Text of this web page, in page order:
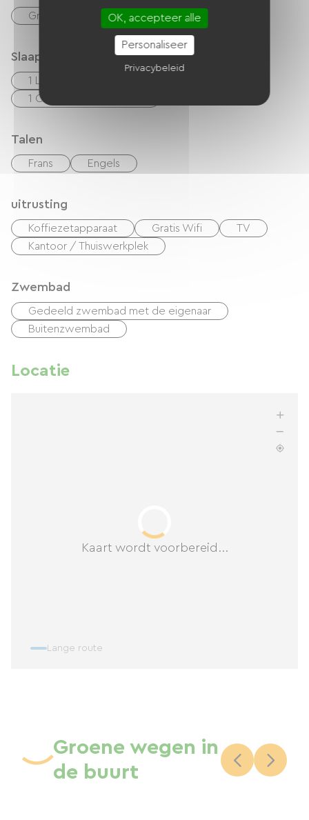
Gratis parkeren in de directe omgeving.
Slaapgelegenheid
1 Lits 160cm
1 Canapés convertibles
Talen
Frans Engels
uitrusting
Koffiezetapparaat Gratis Wifi
TV
Kantoor / Thuiswerkplek
Zwembad
Gedeeld zwembad met de eigenaar
Buitenzwembad
Locatie
Kaart wordt voorbereid...
Lange route
Groene wegen in
de buurt
OK, accepteer alle
Personaliseer
Privacybeleid